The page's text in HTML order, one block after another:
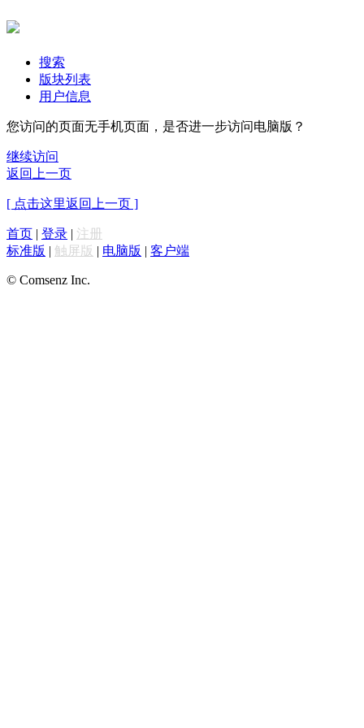
搜索
版块列表
用户信息
您访问的页面无手机页面，是否进一步访问电脑版？
继续访问
返回上一页
[ 点击这里返回上一页 ]
首页 | 登录 | 注册
标准版 | 触屏版 | 电脑版 | 客户端
© Comsenz Inc.